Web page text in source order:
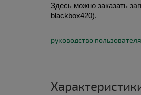
Здесь можно заказать з
blackbox420).
руководство